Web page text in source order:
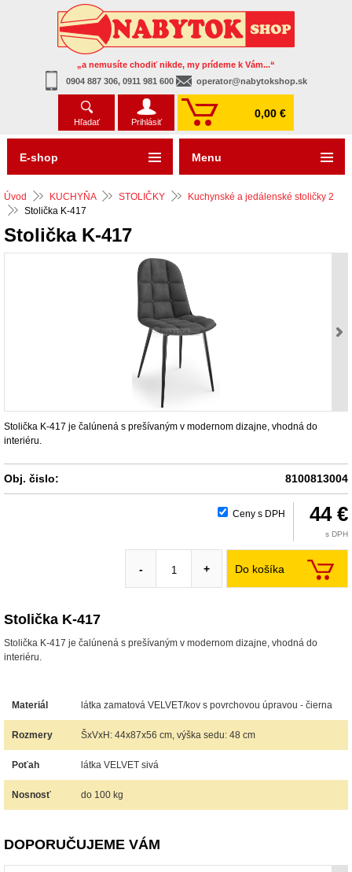
„a nemusíte chodiť nikde, my prídeme k Vám...“
0904 887 306, 0911 981 600
operator@nabytokshop.sk
Hľadať Prihlásiť
0,00 €
Úvod KUCHYŇA STOLIČKY
Kuchynské a jedálenské stoličky 2
Stolička K-417
Stolička K-417
Stolička K-417 je čalúnená s prešívaným v modernom dizajne, vhodná do
interiéru.
Obj. čislo: 8100813004
Ceny s DPH 44 €
s DPH
Do košíka
- +
Stolička K-417
Stolička K-417 je čalúnená s prešívaným v modernom dizajne, vhodná do
interiéru.
Materiál látka zamatová VELVET/kov s povrchovou úpravou - čierna
Rozmery ŠxVxH: 44x87x56 cm, výška sedu: 48 cm
Poťah látka VELVET sivá
Nosnosť do 100 kg
DOPORUČUJEME VÁM
E-shop Menu